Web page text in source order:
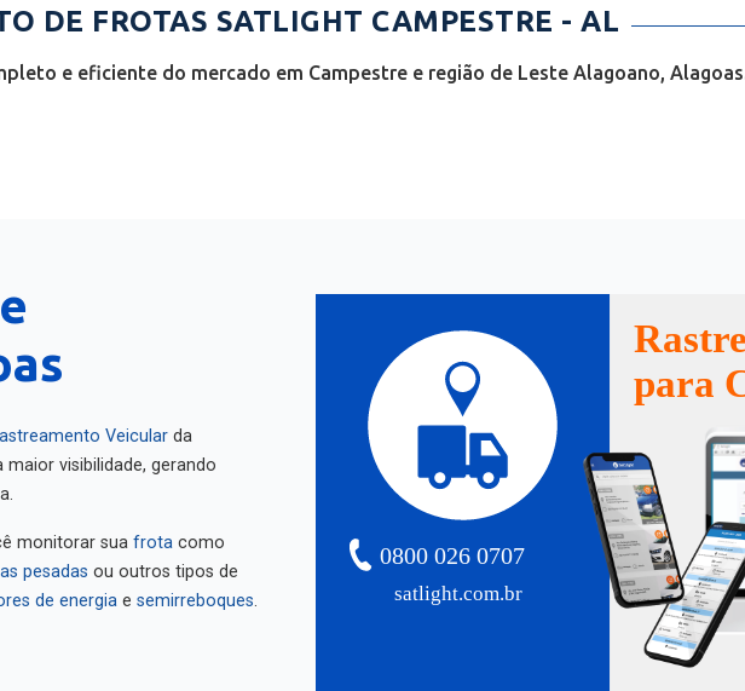
DE FROTAS SATLIGHT CAMPESTRE - AL
e eficiente do mercado em Campestre e região de Leste Alagoano,
Veicular da
maior visibilidade, gerando
monitorar sua frota como
pesadas ou outros tipos de
de energia e semirreboques. satlight.com.br
0800 026 0707
para